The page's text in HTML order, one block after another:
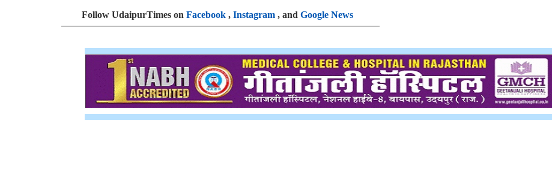
Follow UdaipurTimes on Facebook , Instagram , and Google News